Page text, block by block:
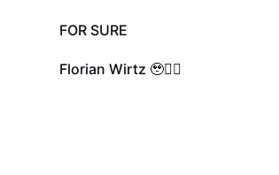
9,6 k
FOR SURE
392
Florian Wirtz 🥹✌🏼